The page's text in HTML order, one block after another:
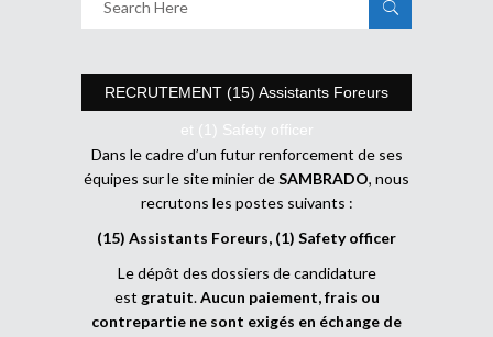
RECRUTEMENT (15) Assistants Foreurs
et (1) Safety officer
Dans le cadre d’un futur renforcement de ses
équipes sur le site minier deSAMBRADO, nous
recrutons les postes suivants :
(15) Assistants Foreurs, (1) Safety officer
Le dépôt des dossiers de candidature
est gratuit.Aucun paiement, frais ou
contrepartie ne sont exigés en échange de